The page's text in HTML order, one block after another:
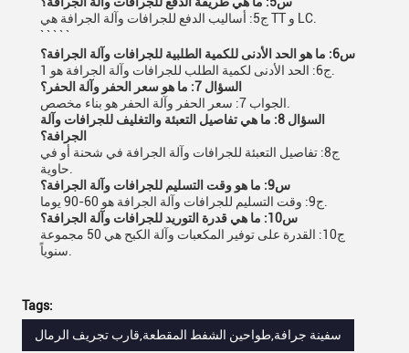
ج5: أساليب الدفع للجرافات وآلة الجرافة هي TT و LC.
` ` ` ` `
س6: ما هو الحد الأدنى للكمية الطلبية للجرافات وآلة الجرافة؟
السؤال 7: ما هو سعر الحفر وآلة الحفر؟
السؤال 8: ما هي تفاصيل التعبئة والتغليف للجرافات وآلة
الجرافة؟
ج8: تفاصيل التعبئة للجرافات وآلة الجرافة في شحنة أو في
س9: ما هو وقت التسليم للجرافات وآلة الجرافة؟
س10: ما هي قدرة التوريد للجرافات وآلة الجرافة؟
ج10: القدرة على توفير المكعبات وآلة الكبح هي 50 مجموعة
Tags:
سفينة جرافة,طواحين الشفط المقطعة,قارب تجريف الرمال